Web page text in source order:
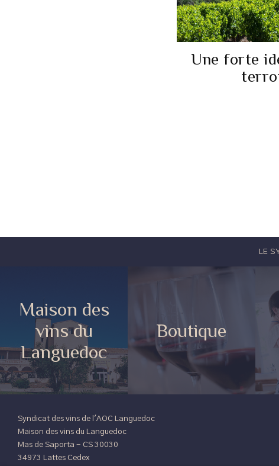
Une forte
LE
Maison des
vins du
Languedoc
Boutique
Syndicat des vins de l'AOC Languedoc
Maison des vins du Languedoc
Mas de Saporta - CS 30030
34973 Lattes Cedex